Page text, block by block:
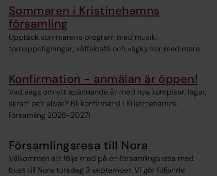
Sommaren i Kristinehamns
församling
Upptäck sommarens program med musik,
tornuppstigningar, våffelcafé och vägkyrkor med mera.
Konfirmation - anmälan är öppen!
Vad sägs om ett spännande år med nya kompisar, läger,
skratt och allvar? Bli konfirmand i Kristinehamns
församling 2026-2027!
Församlingsresa till Nora
Välkommen att följa med på en församlingsresa med
buss till Nora torsdag 3 september. Vi gör följande